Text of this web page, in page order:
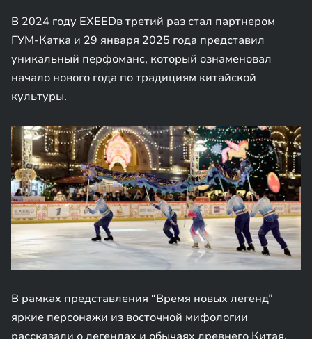
В 2024 году EXEEDв третий раз стал партнером
ГУМ-Катка и 29 января 2025 года представил
уникальный перфоманс, который ознаменовал
начало нового года по традициям китайской
культуры.
В рамках представления “Время новых легенд”
яркие персонажи из восточной мифологии